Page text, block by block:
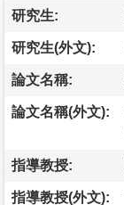
研究生:
研究生(外文):
論文名稱:
論文名稱(外文):
指導教授:
指導教授(外文):